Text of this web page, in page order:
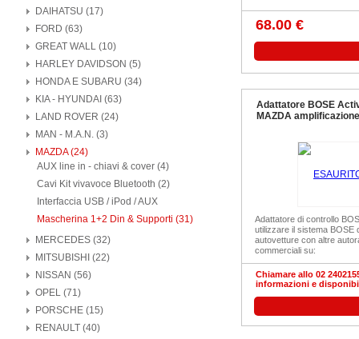
DAIHATSU (17)
FORD (63)
GREAT WALL (10)
HARLEY DAVIDSON (5)
HONDA E SUBARU (34)
KIA - HYUNDAI (63)
LAND ROVER (24)
MAN - M.A.N. (3)
MAZDA (24)
AUX line in - chiavi & cover (4)
Cavi Kit vivavoce Bluetooth (2)
Interfaccia USB / iPod / AUX
Mascherina 1+2 Din & Supporti (31)
MERCEDES (32)
MITSUBISHI (22)
NISSAN (56)
OPEL (71)
PORSCHE (15)
RENAULT (40)
68.00 €
Adattatore BOSE
MAZDA
Adattatore di controllo
utilizzare il sistema BOSE
autovetture con altre
commerciali su:
Chiamare allo 02
informazioni e